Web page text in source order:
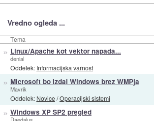
Vredno ogleda ...
Tema
» Linux/Apache kot vektor napada...
denial
Oddelek: Informacijska varnost
» Microsoft bo izdal Windows brez WMPja
Mavrik
Oddelek: Novice/Operacijski sistemi
» Windows XP SP2 pregled
Daedalus